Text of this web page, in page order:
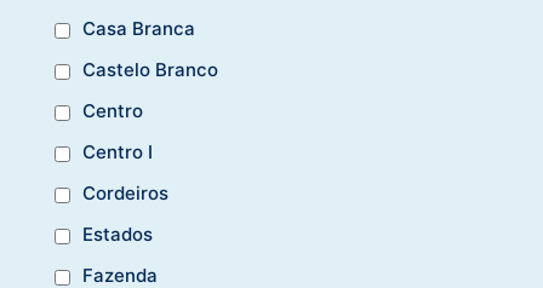
Casa Branca
Castelo Branco
Centro
Centro I
Cordeiros
Estados
Fazenda